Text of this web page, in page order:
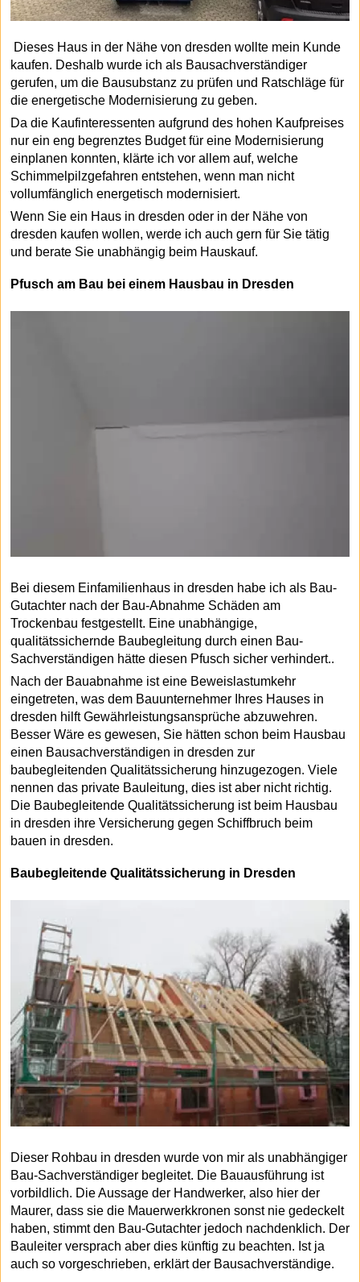
Dieses Haus in der Nähe von dresden wollte mein Kunde
kaufen. Deshalb wurde ich als Bausachverständiger
gerufen, um die Bausubstanz zu prüfen und Ratschläge für
die energetische Modernisierung zu geben.
Da die Kaufinteressenten aufgrund des hohen Kaufpreises
nur ein eng begrenztes Budget für eine Modernisierung
einplanen konnten, klärte ich vor allem auf, welche
Schimmelpilzgefahren entstehen, wenn man nicht
vollumfänglich energetisch modernisiert.
Wenn Sie ein Haus in dresden oder in der Nähe von
dresden kaufen wollen, werde ich auch gern für Sie tätig
und berate Sie unabhängig beim Hauskauf.
Pfusch am Bau bei einem Hausbau in Dresden
Bei diesem Einfamilienhaus in dresden habe ich als Bau-
Gutachter nach der Bau-Abnahme Schäden am
Trockenbau festgestellt. Eine unabhängige,
qualitätssichernde Baubegleitung durch einen Bau-
Sachverständigen hätte diesen Pfusch sicher verhindert..
Nach der Bauabnahme ist eine Beweislastumkehr
eingetreten, was dem Bauunternehmer Ihres Hauses in
dresden hilft Gewährleistungsansprüche abzuwehren.
Besser Wäre es gewesen, Sie hätten schon beim Hausbau
einen Bausachverständigen in dresden zur
baubegleitenden Qualitätssicherung hinzugezogen. Viele
nennen das private Bauleitung, dies ist aber nicht richtig.
Die Baubegleitende Qualitätssicherung ist beim Hausbau
in dresden ihre Versicherung gegen Schiffbruch beim
bauen in dresden.
Baubegleitende Qualitätssicherung in Dresden
Dieser Rohbau in dresden wurde von mir als unabhängiger
Bau-Sachverständiger begleitet. Die Bauausführung ist
vorbildlich. Die Aussage der Handwerker, also hier der
Maurer, dass sie die Mauerwerkkronen sonst nie gedeckelt
haben, stimmt den Bau-Gutachter jedoch nachdenklich. Der
Bauleiter versprach aber dies künftig zu beachten. Ist ja
auch so vorgeschrieben, erklärt der Bausachverständige.